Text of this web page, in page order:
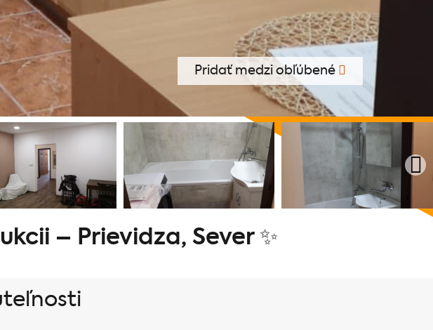
Pridať medzi obľúbené
– Prievidza, Sever ✨